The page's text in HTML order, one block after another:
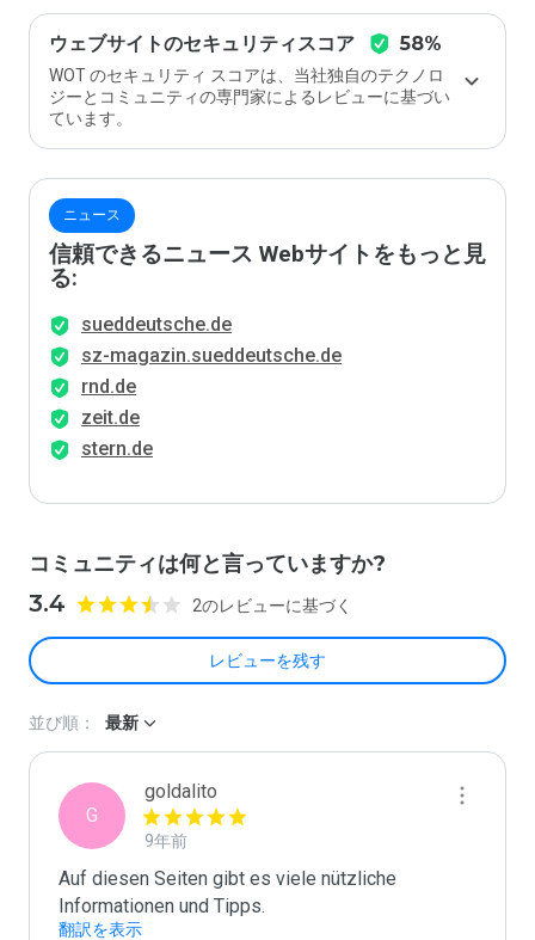
ウェブサイトのセキュリティスコア 58%
WOT のセキュリティ スコアは、当社独自のテクノロ
ジーとコミュニティの専門家によるレビューに基づい
ています。
ニュース
信頼できるニュース Webサイトをもっと見
る:
sueddeutsche.de
sz-magazin.sueddeutsche.de
rnd.de
zeit.de
stern.de
コミュニティは何と言っていますか?
3.4 2のレビューに基づく
レビューを残す
に評
価し
ます
か？
並び順： 最新
G
goldalito
9年前
Auf diesen Seiten gibt es viele nützliche
翻訳を表示